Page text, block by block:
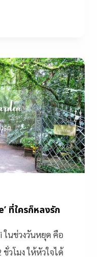
ที่ใครก็หลงรัก
ในช่วงวันหยุด คือ
วโมง ให้หัวใจได้